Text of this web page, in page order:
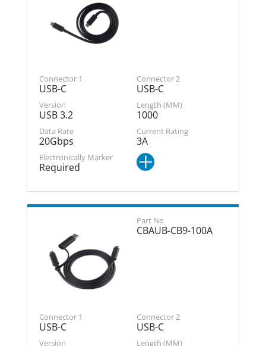
USB-C
USB-C
USB 3.2
1000
20Gbps
3A
Required
CBAUB-CB9-100A
USB-C
USB-C